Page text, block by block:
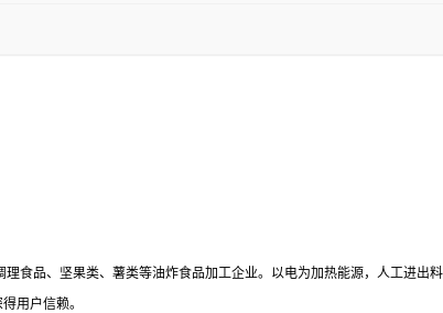
品、坚果类、薯类等油炸食品加工企业。以电为加热能源，人工进出
用户信赖。